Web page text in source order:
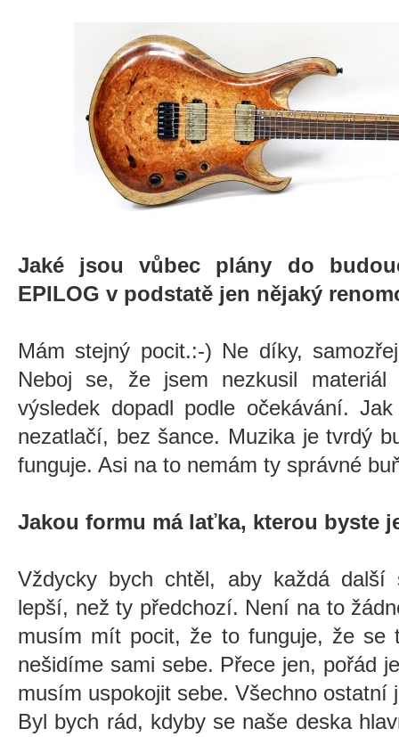
Jaké jsou vůbec plány do
EPILOG v podstatě jen nějaký
Mám stejný pocit.:-) Ne díky,
Neboj se, že jsem nezkusil
výsledek dopadl podle očekávání.
nezatlačí, bez šance. Muzika je tvrdý
funguje. Asi na to nemám ty správné
Jakou formu má laťka, kterou byste
Vždycky bych chtěl, aby každá další
lepší, než ty předchozí. Není na to
musím mít pocit, že to funguje, že se
nešidíme sami sebe. Přece jen, pořád
musím uspokojit sebe. Všechno ostatní
Byl bych rád, kdyby se naše deska